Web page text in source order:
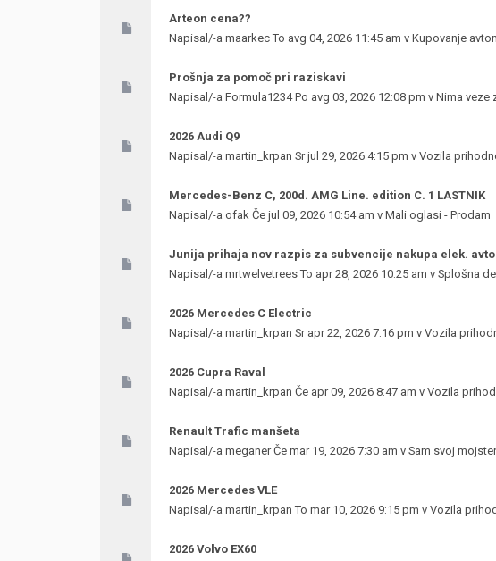
Arteon cena??
Napisal/-a maarkecTo avg 04, 2026 11:45 am v Kupovanje
Prošnja za pomoč pri raziskavi
Napisal/-a Formula1234Po avg 03, 2026 12:08 pm v Nima veze
2026 Audi Q9
Napisal/-a martin_krpan Sr jul 29, 2026 4:15 pm v Vozila
Mercedes-Benz C, 200d. AMG Line. edition C. 1 LASTNIK
Napisal/-a ofak Če jul 09, 2026 10:54 am v Mali oglasi - Prodam
Junija prihaja nov razpis za subvencije nakupa elek.
Napisal/-a mrtwelvetreesTo apr 28, 2026 10:25 am v Splošna
2026 Mercedes C Electric
Napisal/-a martin_krpan Sr apr 22, 2026 7:16 pm v Vozila
2026 Cupra Raval
Napisal/-a martin_krpan Če apr 09, 2026 8:47 am v Vozila
Renault Trafic manšeta
Napisal/-a meganerČe mar 19, 2026 7:30 am v Sam svoj mojster
2026 Mercedes VLE
Napisal/-a martin_krpan To mar 10, 2026 9:15 pm v Vozila
2026 Volvo EX60